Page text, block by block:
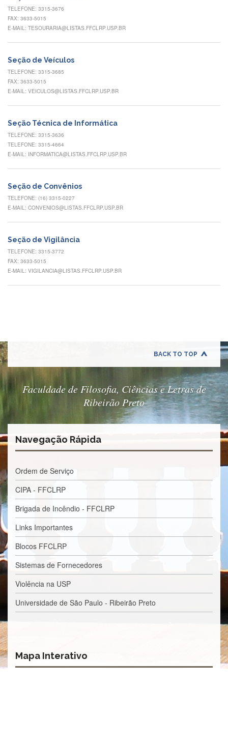
Regimento
Portarias
e
Eventos
de
Inclusão
Pertencimento
Apoio
estudantil
Você
não
Reuniões
Conheça
Formulários
Contato
INTERNACIONALIZAÇÃO
Estudar
Exterior
Editais
Eleições
Concursos
Concursos
Processos
Seletivos
Licitações/Contratações
TELEFONE: 3315-3676
FAX: 3633-5015
E-MAIL: TESOURARIA@LISTAS.FFCLRP.USP.BR
Seção de Veículos
TELEFONE: 3315-3685
FAX: 3633-5015
E-MAIL: VEICULOS@LISTAS.FFCLRP.USP.BR
Seção Técnica de Informática
TELEFONE: 3315-3636
TELEFONE: 3315-4664
E-MAIL: INFORMATICA@LISTAS.FFCLRP.USP.BR
Seção de Convênios
TELEFONE: (16) 3315-0227
E-MAIL: CONVENIOS@LISTAS.FFCLRP.USP.BR
Seção de Vigilância
TELEFONE: 3315-3772
FAX: 3633-5015
E-MAIL: VIGILANCIA@LISTAS.FFCLRP.USP.BR
BACK TO TOP
Faculdade de Filosofia, Ciências e Letras de
Ribeirão Preto
Navegação Rápida
Ordem de Serviço
CIPA - FFCLRP
Brigada de Incêndio - FFCLRP
Links Importantes
Blocos FFCLRP
Sistemas de Fornecedores
Violência na USP
Universidade de São Paulo - Ribeirão Preto
Mapa Interativo